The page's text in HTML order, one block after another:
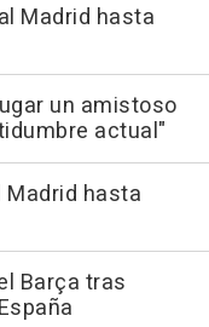
Madrid hasta
un amistoso
actual"
Madrid hasta
Barça tras